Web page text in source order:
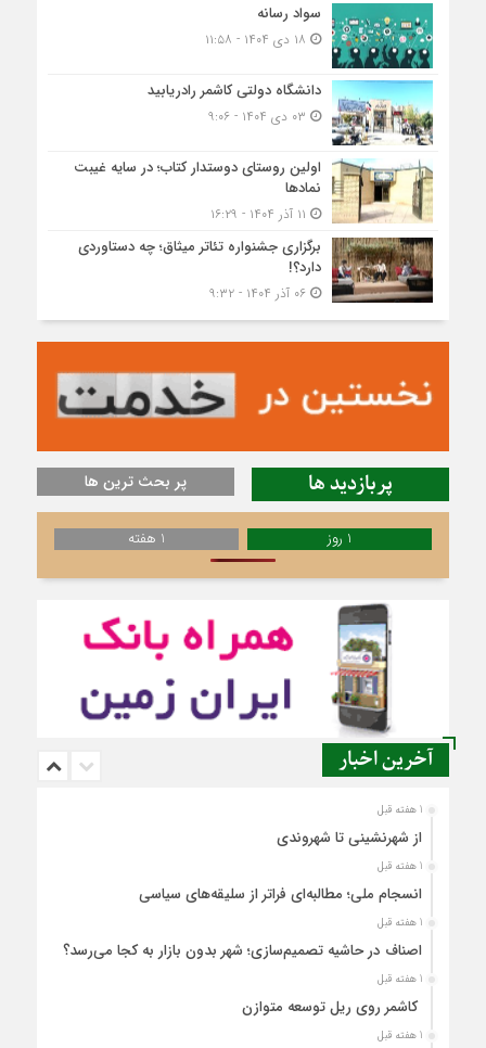
سواد رسانه
دانشگاه دولتی کاشمر‌ رادریابید
اولین روستای دوستدار کتاب؛ در سایه غیبت
نمادها
برگزاری جشنواره تئاتر میثاق؛ چه دستاوردی
دارد؟!
۰۶ آذر ۱۴۰۴ - ۹:۳۲
پربازدید ها پر بحث ترین ها
1 روز 1 هفته
آخرین اخبار
1 هفته قبل
از شهرنشینی تا شهروندی
1 هفته قبل
انسجام ملی؛ مطالبه‌ای فراتر از سلیقه‌های سیاسی
1 هفته قبل
اصناف در حاشیه تصمیم‌سازی؛ شهر بدون بازار به کجا می‌رسد؟
1 هفته قبل
کاشمر روی ریل توسعه متوازن
1 هفته قبل